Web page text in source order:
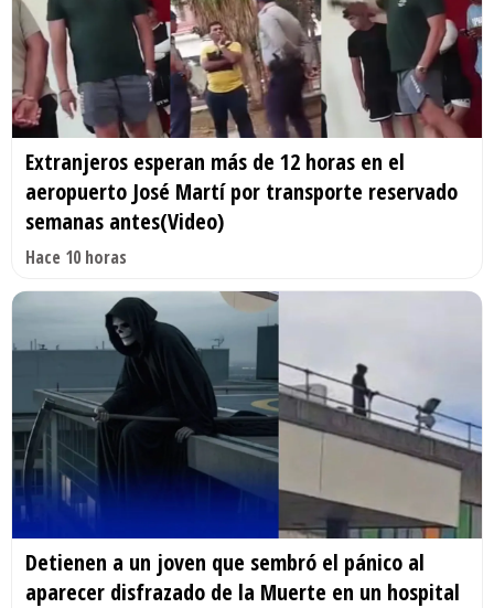
Extranjeros esperan más de 12 horas en el
aeropuerto José Martí por transporte reservado
semanas antes(Video)
Hace 10 horas
Detienen a un joven que sembró el pánico al
aparecer disfrazado de la Muerte en un hospital